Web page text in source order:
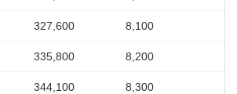
327,600 8,100
335,800 8,200
344,100 8,300